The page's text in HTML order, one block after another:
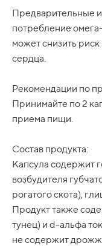
Предварительные
потребление
может снизить
сердца.
Рекомендации по
Принимайте по 2
приема пищи.
Состав продукта:
Капсула содержит
возбудителя
рогатого скота),
Продукт также
тунец) и d-альфа
не содержит